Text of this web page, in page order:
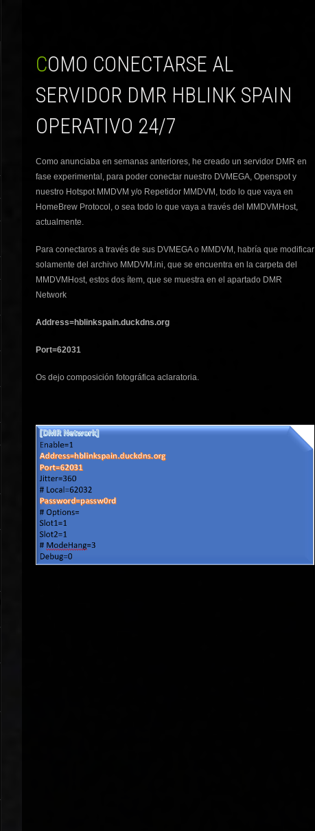
COMO CONECTARSE AL
SERVIDOR DMR HBLINK SPAIN
OPERATIVO 24/7
Como anunciaba en semanas anteriores, he creado un servidor DMR en
fase experimental, para poder conectar nuestro DVMEGA, Openspot y
nuestro Hotspot MMDVM y/o Repetidor MMDVM, todo lo que vaya en
HomeBrew Protocol, o sea todo lo que vaya a través del MMDVMHost,
actualmente.
Para conectaros a través de sus DVMEGA o MMDVM, habría que modificar
solamente del archivo MMDVM.ini, que se encuentra en la carpeta del
MMDVMHost, estos dos ítem, que se muestra en el apartado DMR
Network
Address=hblinkspain.duckdns.org
Port=62031
Os dejo composición fotográfica aclaratoria.